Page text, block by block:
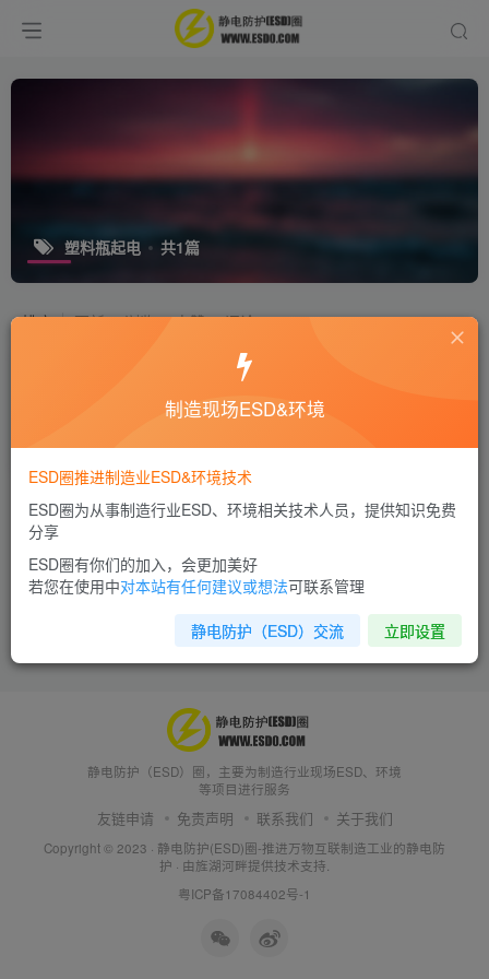
塑料瓶起电 共1篇
排序 更新 浏览 点赞 评论
茂名高新区“2·7”火灾事故原因：塑料瓶
行业新闻
6年前 5115
静电防护（ESD）圈，主要为制造行业现场ESD、环境
等项目进行服务
友链申请 免责声明 联系我们 关于我们
Copyright © 2023 · 静电防护(ESD)圈-推进万物互联制造工业的静电防
护 · 由旌湖河畔提供技术支持.
粤ICP备17084402号-1
制造现场ESD&环境
ESD圈推进制造业ESD&环境技术
ESD圈为从事制造行业ESD、环境相关技术人员，提供知识免费
分享
ESD圈有你们的加入，会更加美好
若您在使用中对本站有任何建议或想法可联系管理
静电防护（ESD）交流 立即设置